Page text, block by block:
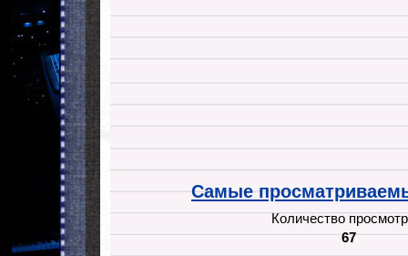
Самые
Количество
67